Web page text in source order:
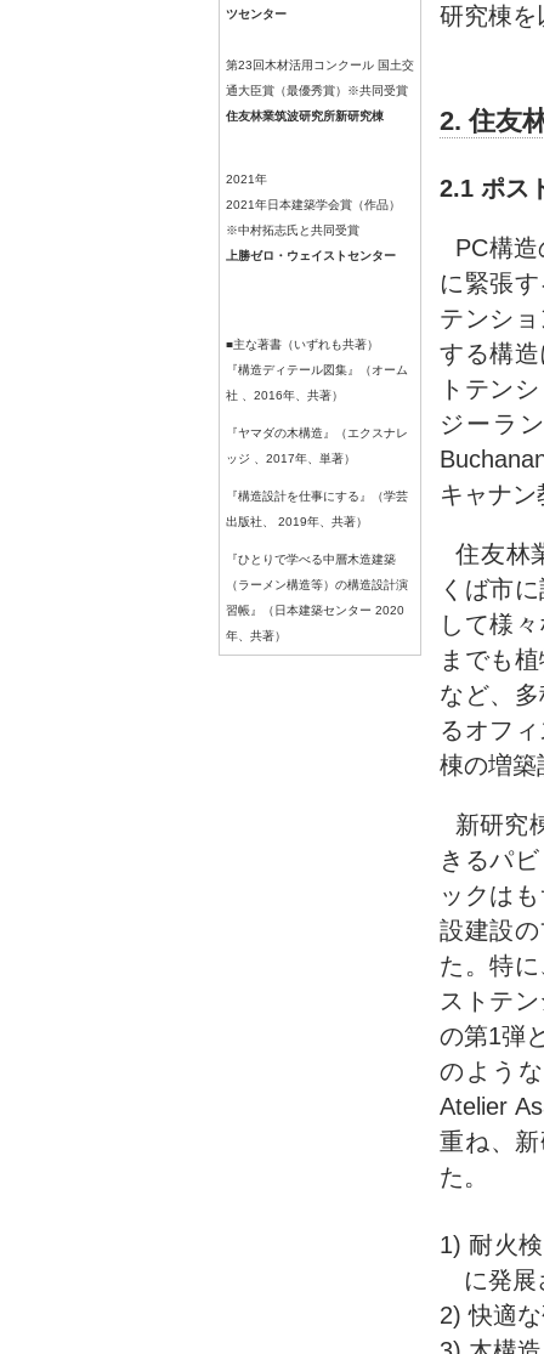
ツセンター
第23回木材活用コンクール 国土交
通大臣賞（最優秀賞）※共同受賞
住友林業筑波研究所新研究棟
2021年
2021年日本建築学会賞（作品）
※中村拓志氏と共同受賞
上勝ゼロ・ウェイストセンター
■主な著書（いずれも共著）
『構造ディテール図集』（オーム
社 、2016年、共著）
『ヤマダの木構造』（エクスナレ
ッジ 、2017年、単著）
『構造設計を仕事にする』（学芸
出版社、 2019年、共著）
『ひとりで学べる中層木造建築
（ラーメン構造等）の構造設計演
習帳』（日本建築センター 2020
年、共著）
研究棟を
2. 住友
2.1 ポス
PC構
に緊張
テンシ
する構
トテン
ジーラ
キャナ
住友林
くば市
して様
までも
など、
るオフ
棟の増築
新研究
きるパ
ックは
設建設
た。特
ストテ
の第1弾
のよう
Atelier
重ね、
た。
1) 耐火
に発
2) 快適